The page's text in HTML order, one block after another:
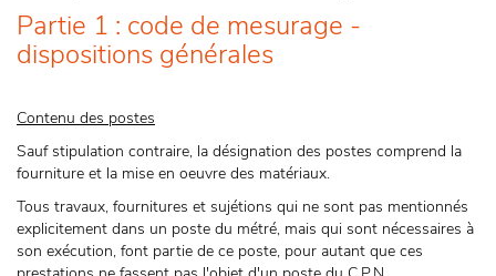
Partie 1 : code de mesurage -
dispositions générales
Contenu des postes
Sauf stipulation contraire, la désignation des postes comprend la
fourniture et la mise en oeuvre des matériaux.
Tous travaux, fournitures et sujétions qui ne sont pas mentionnés
explicitement dans un poste du métré, mais qui sont nécessaires à
son exécution, font partie de ce poste, pour autant que ces